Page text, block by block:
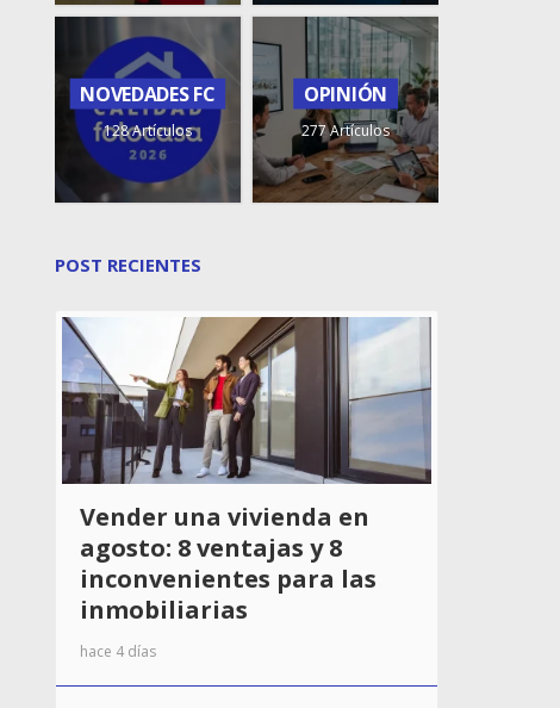
NOVEDADES FC
128 Artículos
OPINIÓN
277 Artículos
POST RECIENTES
Vender una vivienda en
agosto: 8 ventajas y 8
inconvenientes para las
inmobiliarias
hace 4 días